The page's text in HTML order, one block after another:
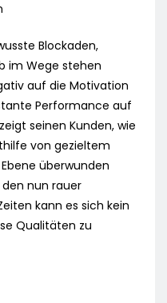
Blockaden,
im Wege stehen
auf die Motivation
Performance auf
seinen Kunden, wie
von gezieltem
überwunden
den nun rauer
kann es sich kein
Qualitäten zu